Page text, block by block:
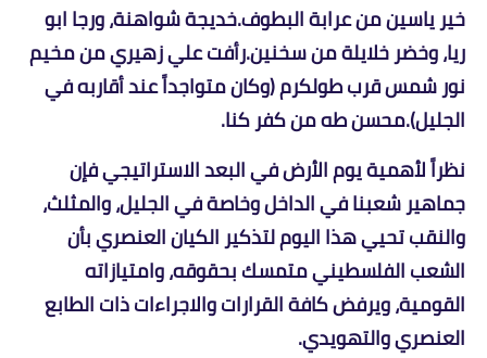
خير ياسين من عرابة البطوف.خديجة شواهنة، ورجا ابو
ريا، وخضر خلايلة من سخنين.رأفت علي زهيري من مخيم
نور شمس قرب طولكرم (وكان متواجداً عند أقاربه في
الجليل).محسن طه من كفر كنا.
نظراً لأهمية يوم الأرض في البعد الاستراتيجي فإن
جماهير شعبنا في الداخل وخاصة في الجليل، والمثلث،
والنقب تحيي هذا اليوم لتذكير الكيان العنصري بأن
الشعب الفلسطيني متمسك بحقوقه، وامتيازاته
القومية، ويرفض كافة القرارات والاجراءات ذات الطابع
العنصري والتهويدي.